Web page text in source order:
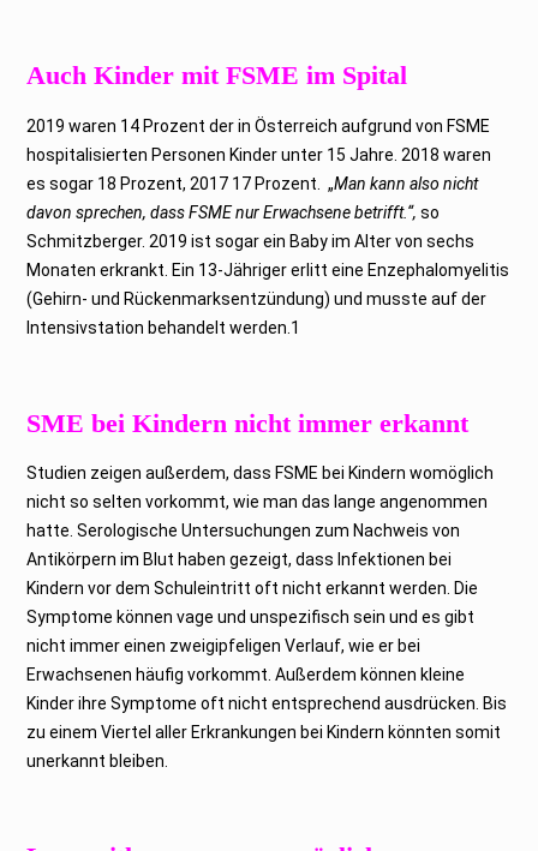
Auch Kinder mit FSME im Spital
2019 waren 14 Prozent der in Österreich aufgrund von FSME
hospitalisierten Personen Kinder unter 15 Jahre. 2018 waren
es sogar 18 Prozent, 2017 17 Prozent. „Man kann also nicht
davon sprechen, dass FSME nur Erwachsene betrifft.“, so
Schmitzberger. 2019 ist sogar ein Baby im Alter von sechs
Monaten erkrankt. Ein 13-Jähriger erlitt eine Enzephalomyelitis
(Gehirn- und Rückenmarksentzündung) und musste auf der
Intensivstation behandelt werden.1
SME bei Kindern nicht immer erkannt
Studien zeigen außerdem, dass FSME bei Kindern womöglich
nicht so selten vorkommt, wie man das lange angenommen
hatte. Serologische Untersuchungen zum Nachweis von
Antikörpern im Blut haben gezeigt, dass Infektionen bei
Kindern vor dem Schuleintritt oft nicht erkannt werden. Die
Symptome können vage und unspezifisch sein und es gibt
nicht immer einen zweigipfeligen Verlauf, wie er bei
Erwachsenen häufig vorkommt. Außerdem können kleine
Kinder ihre Symptome oft nicht entsprechend ausdrücken. Bis
zu einem Viertel aller Erkrankungen bei Kindern könnten somit
unerkannt bleiben.